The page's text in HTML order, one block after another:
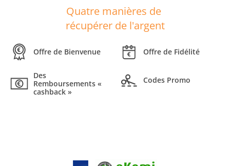
Quatre manières de
récupérer de l'argent
Offre de Bienvenue Offre de Fidélité
Des
Remboursements «
cashback »
Codes Promo